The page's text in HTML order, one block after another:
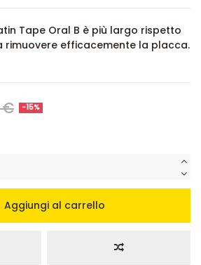
Tape Oral B è più largo rispetto
rimuovere efficacemente la placca.
€ -15%
Aggiungi al carrello